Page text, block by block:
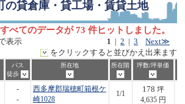
の貸倉庫・貸工場・賃貸土地
べてのデータが 73 件ヒットしました。
1 |2 |3 Next≫
表示
をクリックすると並びかえ出来ます
バス
徒歩
所在地 所在階 坪数/坪単価
-
-
西多摩郡瑞穂町箱根ケ
崎1028
1/1
178 坪
4,635 円